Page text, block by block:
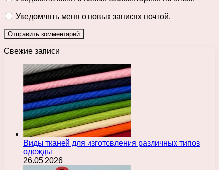
Уведомлять меня о новых записях почтой.
Свежие записи
Виды тканей для изготовления различных типов
одежды
26.05.2026